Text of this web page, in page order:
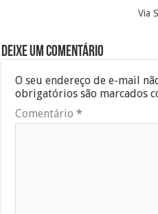
Via
Deixe um comentário
O seu endereço de e-mail
obrigatórios são marcados
Comentário*